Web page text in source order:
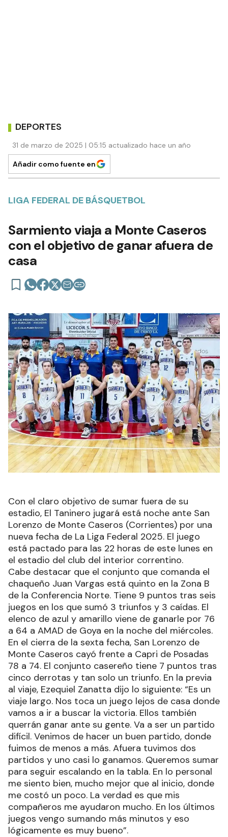
DEPORTES
31 de marzo de 2025 | 05:15 actualizado hace un año
Añadir como fuente en
LIGA FEDERAL DE BÁSQUETBOL
Sarmiento viaja a Monte Caseros
con el objetivo de ganar afuera de
casa
Con el claro objetivo de sumar fuera de su
estadio, El Taninero jugará está noche ante San
Lorenzo de Monte Caseros (Corrientes) por una
nueva fecha de La Liga Federal 2025. El juego
está pactado para las 22 horas de este lunes en
el estadio del club del interior correntino.
Cabe destacar que el conjunto que comanda el
chaqueño Juan Vargas está quinto en la Zona B
de la Conferencia Norte. Tiene 9 puntos tras seis
juegos en los que sumó 3 triunfos y 3 caídas. El
elenco de azul y amarillo viene de ganarle por 76
a 64 a AMAD de Goya en la noche del miércoles.
En el cierra de la sexta fecha, San Lorenzo de
Monte Caseros cayó frente a Capri de Posadas
78 a 74. El conjunto casereño tiene 7 puntos tras
cinco derrotas y tan solo un triunfo. En la previa
al viaje, Ezequiel Zanatta dijo lo siguiente: “Es un
viaje largo. Nos toca un juego lejos de casa donde
vamos a ir a buscar la victoria. Ellos también
querrán ganar ante su gente. Va a ser un partido
difícil. Venimos de hacer un buen partido, donde
fuimos de menos a más. Afuera tuvimos dos
partidos y uno casi lo ganamos. Queremos sumar
para seguir escalando en la tabla. En lo personal
me siento bien, mucho mejor que al inicio, donde
me costó un poco. La verdad es que mis
compañeros me ayudaron mucho. En los últimos
juegos vengo sumando más minutos y eso
lógicamente es muy bueno”.